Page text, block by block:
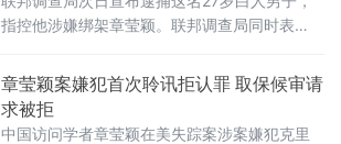
指控他涉嫌绑架章莹颖。联邦调查局同时表
索，相信章莹颖已经遇害。
章莹颖案嫌犯首次聆讯拒认罪 取保候审请
求被拒
中国访问学者章莹颖在美失踪案涉案嫌犯克里